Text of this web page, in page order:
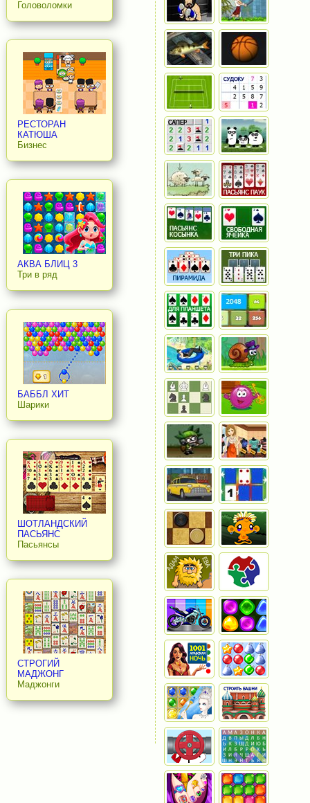
Головоломки
РЕСТОРАН
КАТЮША
Бизнес
АКВА БЛИЦ 3
Три в ряд
БАББЛ ХИТ
Шарики
ШОТЛАНДСКИЙ
ПАСЬЯНС
Пасьянсы
СТРОГИЙ
МАДЖОНГ
Маджонги